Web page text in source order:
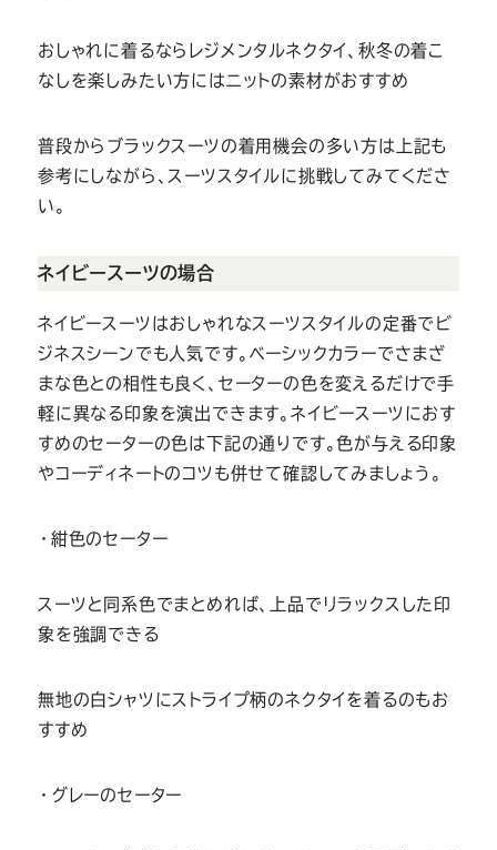
おしゃれに着るならレジメンタルネクタイ、秋冬の着こ
なしを楽しみたい方にはニットの素材がおすすめ
普段からブラックスーツの着用機会の多い方は上記も
参考にしながら、スーツスタイルに挑戦してみてくださ
い。
ネイビースーツの場合
ネイビースーツはおしゃれなスーツスタイルの定番でビ
ジネスシーンでも人気です。ベーシックカラーでさまざ
まな色との相性も良く、セーターの色を変えるだけで手
軽に異なる印象を演出できます。ネイビースーツにおす
すめのセーターの色は下記の通りです。色が与える印象
やコーディネートのコツも併せて確認してみましょう。
・紺色のセーター
スーツと同系色でまとめれば、上品でリラックスした印
象を強調できる
無地の白シャツにストライプ柄のネクタイを着るのもお
すすめ
・グレーのセーター